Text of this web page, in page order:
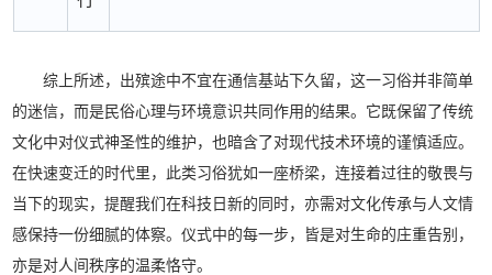
综上所述，出殡途中不宜在通信基站下久留，这一习俗并非简单
的迷信，而是民俗心理与环境意识共同作用的结果。它既保留了传统
文化中对仪式神圣性的维护，也暗含了对现代技术环境的谨慎适应。
在快速变迁的时代里，此类习俗犹如一座桥梁，连接着过往的敬畏与
当下的现实，提醒我们在科技日新的同时，亦需对文化传承与人文情
感保持一份细腻的体察。仪式中的每一步，皆是对生命的庄重告别，
亦是对人间秩序的温柔恪守。